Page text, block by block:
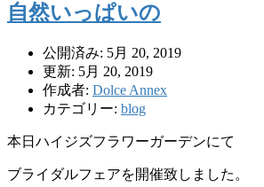
自然いっぱいの
公開済み: 5月 20, 2019
更新: 5月 20, 2019
作成者: Dolce Annex
カテゴリー: blog
本日ハイジズフラワーガーデンにて
ブライダルフェアを開催致しました。